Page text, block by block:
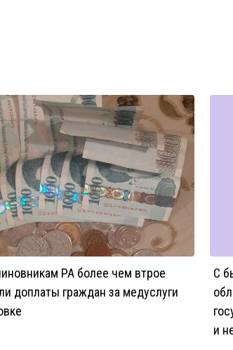
РА более чем втрое
доплаты граждан за медуслуги
С
и